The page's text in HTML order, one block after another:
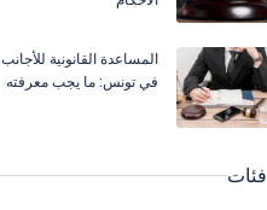
المساعدة القانونية للأجانب
في تونس: ما يجب معرفته
فئات